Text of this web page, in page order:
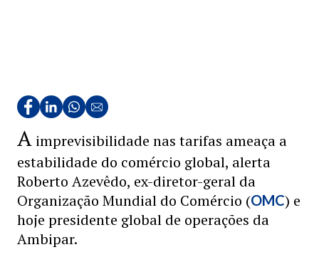
A imprevisibilidade nas tarifas ameaça a
estabilidade do comércio global, alerta
Roberto Azevêdo, ex-diretor-geral da
Organização Mundial do Comércio (OMC) e
hoje presidente global de operações da
Ambipar.